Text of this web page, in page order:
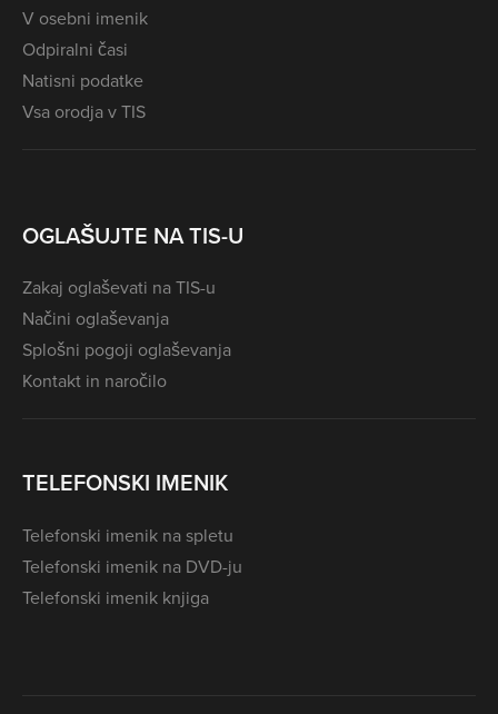
V osebni imenik
Odpiralni časi
Natisni podatke
Vsa orodja v TIS
OGLAŠUJTE NA TIS-U
Zakaj oglaševati na TIS-u
Načini oglaševanja
Splošni pogoji oglaševanja
Kontakt in naročilo
TELEFONSKI IMENIK
Telefonski imenik na spletu
Telefonski imenik na DVD-ju
Telefonski imenik knjiga